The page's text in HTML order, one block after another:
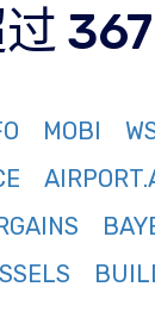
MOBI